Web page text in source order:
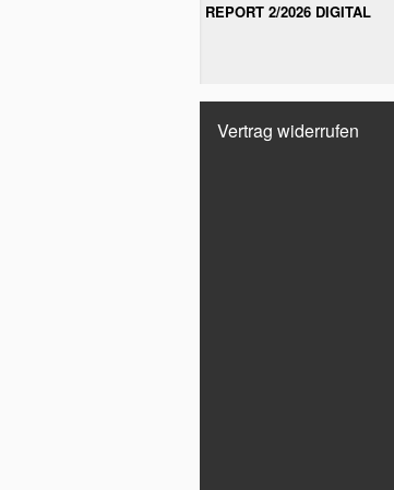
REPORT 2/2026 DIGITAL
Vertrag widerrufen